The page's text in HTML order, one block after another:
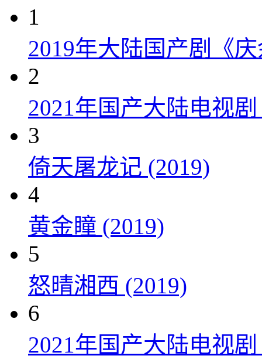
1
2019年大陆国产剧《
2
2021年国产大陆电视
3
倚天屠龙记 (2019)
4
黄金瞳 (2019)
5
怒晴湘西 (2019)
6
2021年国产大陆电视